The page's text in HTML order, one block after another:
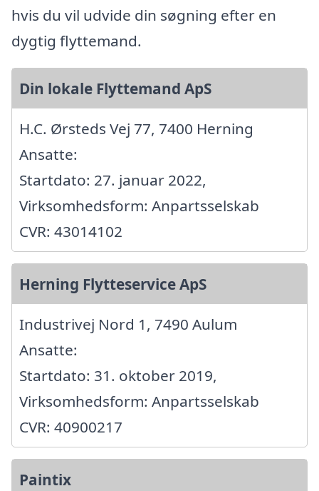
hvis du vil udvide din søgning efter en
dygtig flyttemand.
Din lokale Flyttemand ApS
H.C. Ørsteds Vej 77, 7400 Herning
Ansatte:
Startdato: 27. januar 2022,
Virksomhedsform: Anpartsselskab
CVR: 43014102
Herning Flytteservice ApS
Industrivej Nord 1, 7490 Aulum
Ansatte:
Startdato: 31. oktober 2019,
Virksomhedsform: Anpartsselskab
CVR: 40900217
Paintix